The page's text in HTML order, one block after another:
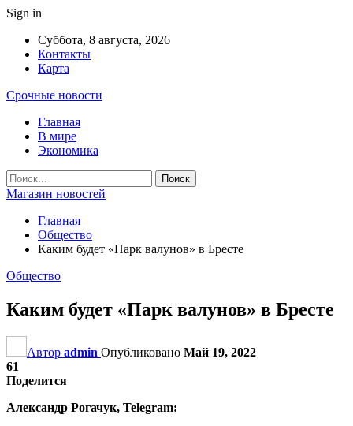
Sign in
Суббота, 8 августа, 2026
Контакты
Карта
Срочные новости
Главная
В мире
Экономика
Магазин новостей
Главная
Общество
Каким будет «Парк валунов» в Бресте
Общество
Каким будет «Парк валунов» в Бресте
Автор admin Опубликовано Май 19, 2022
61
Поделится
Александр Рогачук, Telegram: